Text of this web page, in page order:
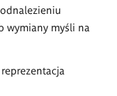
wymiany myśli na